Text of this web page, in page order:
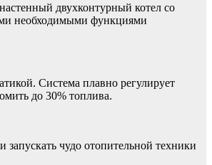
двухконтурный котел со
необходимыми функциями
Система плавно регулирует
до 30% топлива.
чудо отопительной техники